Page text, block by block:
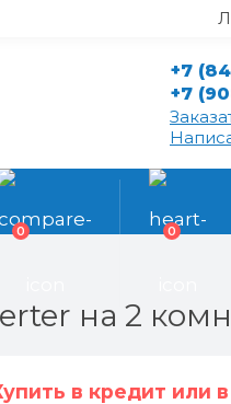
+7
+7
0 0
на 2
в кредит или в